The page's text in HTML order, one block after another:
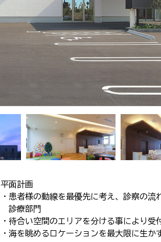
平面計画
・患者様の動線を最優先に考え、診察の流
診療部門
・待合い空間のエリアを分ける事により受
・海を眺めるロケーションを最大限に生か